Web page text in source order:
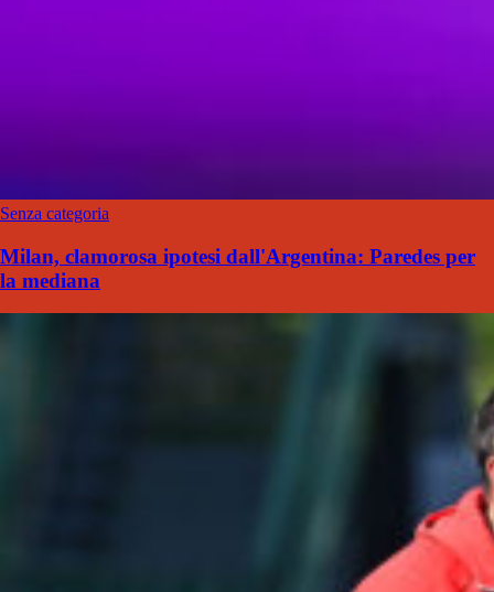
Senza categoria
Milan, clamorosa ipotesi dall'Argentina: Paredes per
la mediana